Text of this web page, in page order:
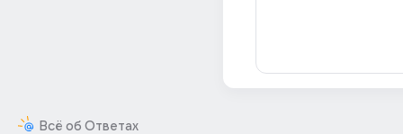
Всё об Ответах